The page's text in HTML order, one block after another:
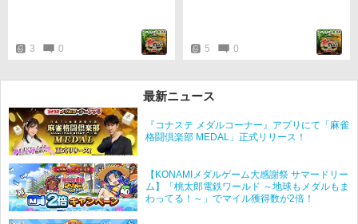
3 0 5 0
最新ニュース
『コナステ メダルコーナー』アプリにて「麻雀
格闘倶楽部 MEDAL」正式リリース！
【KONAMIメダルゲーム大感謝祭 サマードリー
ム】「桃太郎電鉄ワールド ～地球もメダルもま
わってる！～」でマイル獲得数が2倍！